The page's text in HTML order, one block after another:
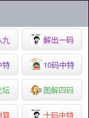
九 解出一码
特 10码中特
坛 图解四码
算 十码中特